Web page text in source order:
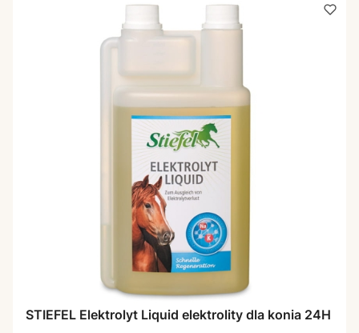
STIEFEL Elektrolyt Liquid elektrolity dla konia 24H